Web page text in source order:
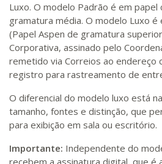
Luxo. O modelo Padrão é em papel
gramatura média. O modelo Luxo é
(Papel Aspen de gramatura
Corporativa, assinado pelo
remetido via Correios ao endereço
registro para rastreamento de
O diferencial do modelo luxo está
tamanho, fontes e distinção, que
para exibição em sala ou escritório.
Importante: Independente do
recebem a assinatura digital, que é